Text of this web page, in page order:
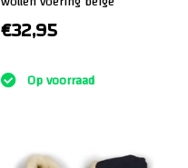
€32,95
Op voorraad